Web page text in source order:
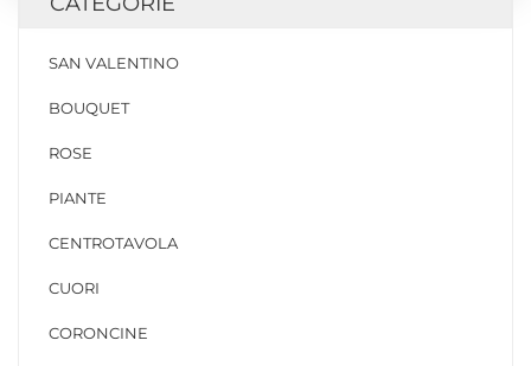
SAN VALENTINO
BOUQUET
ROSE
PIANTE
CENTROTAVOLA
CUORI
CORONCINE